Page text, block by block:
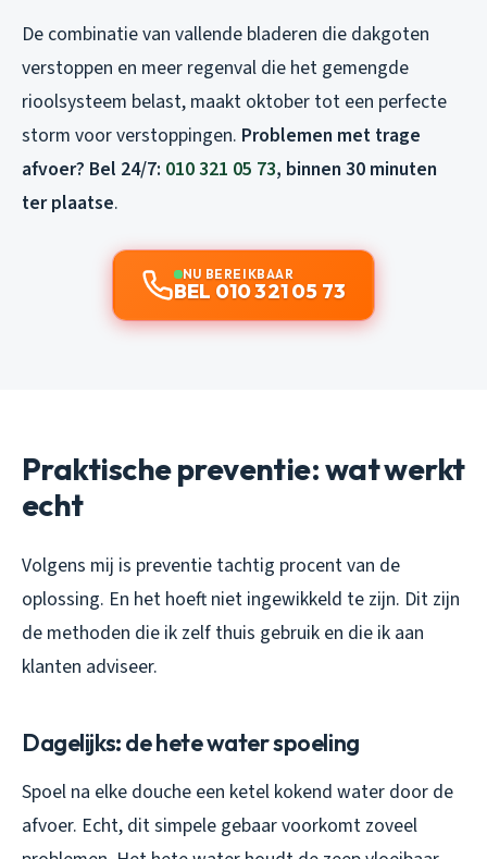
De combinatie van vallende bladeren die dakgoten
verstoppen en meer regenval die het gemengde
rioolsysteem belast, maakt oktober tot een perfecte
storm voor verstoppingen. Problemen met trage
afvoer? Bel 24/7: 010 321 05 73, binnen 30 minuten
ter plaatse.
NU BEREIKBAAR
BEL 010 321 05 73
Praktische preventie: wat werkt
echt
Volgens mij is preventie tachtig procent van de
oplossing. En het hoeft niet ingewikkeld te zijn. Dit zijn
de methoden die ik zelf thuis gebruik en die ik aan
klanten adviseer.
Dagelijks: de hete water spoeling
Spoel na elke douche een ketel kokend water door de
afvoer. Echt, dit simpele gebaar voorkomt zoveel